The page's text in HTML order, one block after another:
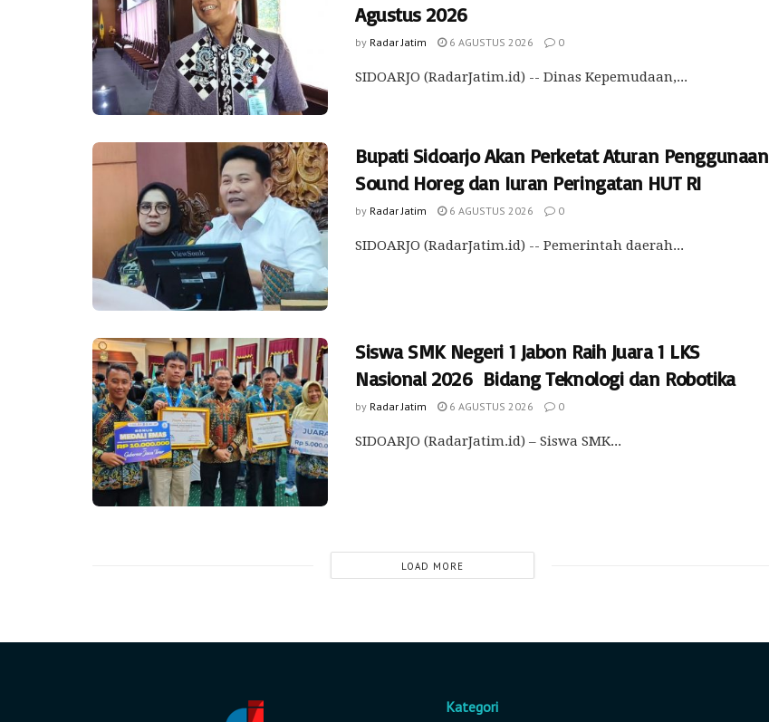
Agustus 2026
by Radar Jatim 6 AGUSTUS 2026 0
SIDOARJO (RadarJatim.id) -- Dinas Kepemudaan,...
Bupati Sidoarjo Akan Perketat Aturan Penggunaan
Sound Horeg dan Iuran Peringatan HUT RI
by Radar Jatim 6 AGUSTUS 2026 0
SIDOARJO (RadarJatim.id) -- Pemerintah daerah...
Siswa SMK Negeri 1 Jabon Raih Juara 1 LKS
Nasional 2026 Bidang Teknologi dan Robotika
by Radar Jatim 6 AGUSTUS 2026 0
SIDOARJO (RadarJatim.id) – Siswa SMK...
LOAD MORE
Kategori